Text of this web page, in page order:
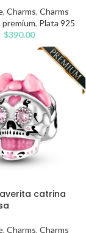
, Charms, Charms
premium, Plata 925
$390.00
catrina
, Charms, Charms